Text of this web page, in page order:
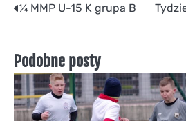
Nawigacja
¼ MMP U-15 K grupa B
Podobne posty